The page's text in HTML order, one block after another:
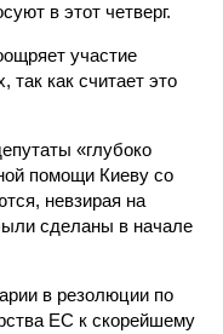
в этот четверг.
участие
как считает это
«глубоко
помощи Киеву со
невзирая на
сделаны в начале
в резолюции по
ЕС к скорейшему